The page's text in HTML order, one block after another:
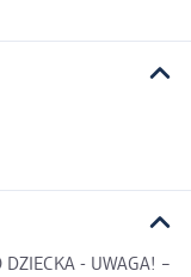
DZIECKA - UWAGA! –